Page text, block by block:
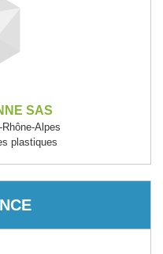
SAS
Alpes
plastiques